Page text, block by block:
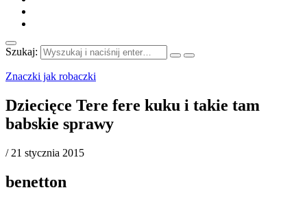
Szukaj:
Znaczki jak robaczki
Dziecięce Tere fere kuku i takie tam
babskie sprawy
/ 21 stycznia 2015
benetton